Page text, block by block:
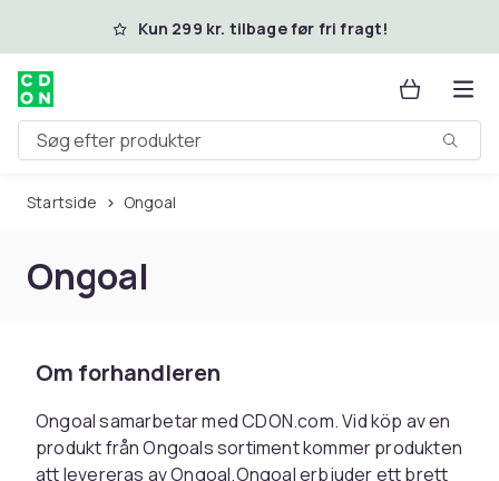
Spring til hovedindhold
Kun 299 kr. tilbage før fri fragt!
Søg efter produkter
Startside Ongoal
Ongoal
Om forhandleren
Ongoal samarbetar med CDON.com. Vid köp av en
produkt från Ongoals sortiment kommer produkten
att levereras av Ongoal.Ongoal erbjuder ett brett